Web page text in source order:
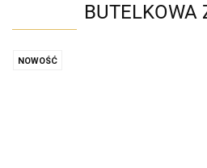
BUTELKOWA
NOWOŚĆ